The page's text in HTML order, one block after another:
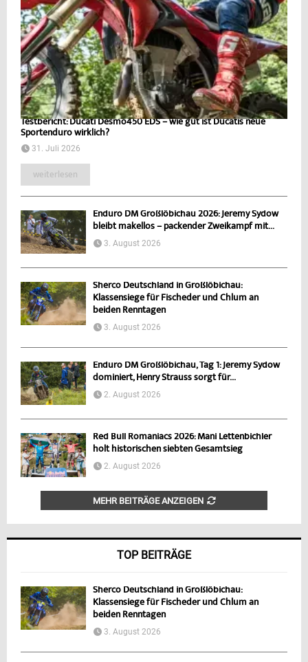
Testbericht: Ducati Desmo450 EDS – wie gut ist Ducatis neue
Sportenduro wirklich?
31. Juli 2026
weiterlesen
Enduro DM Großlöbichau 2026: Jeremy Sydow
bleibt makellos – packender Zweikampf mit...
3. August 2026
Sherco Deutschland in Großlöbichau:
Klassensiege für Fischeder und Chlum an
beiden Renntagen
3. August 2026
Enduro DM Großlöbichau, Tag 1: Jeremy Sydow
dominiert, Henry Strauss sorgt für...
2. August 2026
Red Bull Romaniacs 2026: Mani Lettenbichler
holt historischen siebten Gesamtsieg
2. August 2026
MEHR BEITRÄGE ANZEIGEN
TOP BEITRÄGE
Sherco Deutschland in Großlöbichau:
Klassensiege für Fischeder und Chlum an
beiden Renntagen
3. August 2026